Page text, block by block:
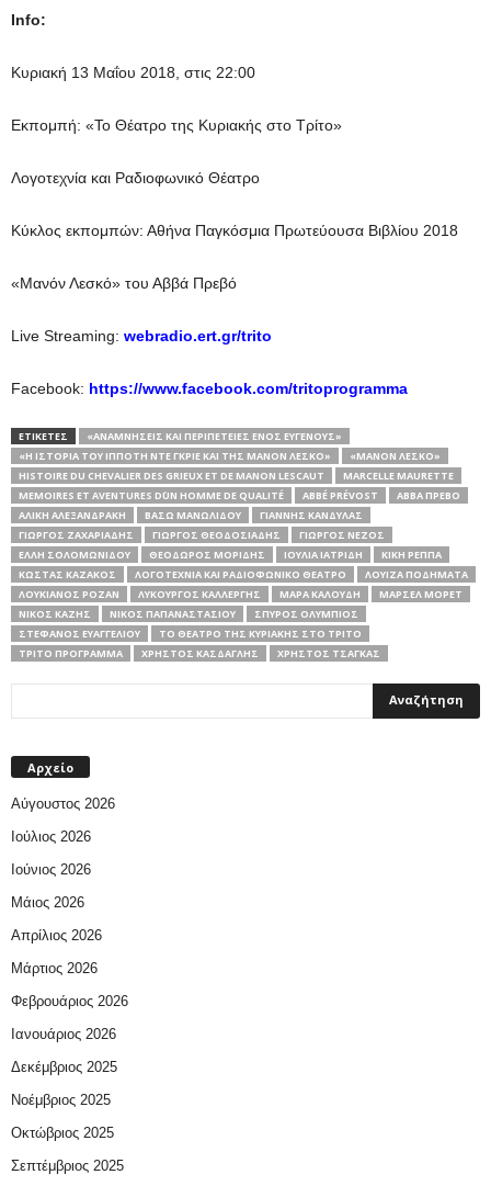
Info:
Κυριακή 13 Μαΐου 2018, στις 22:00
Εκπομπή: «Το Θέατρο της Κυριακής στο Τρίτο»
Λογοτεχνία και Ραδιοφωνικό Θέατρο
Κύκλος εκπομπών: Αθήνα Παγκόσμια Πρωτεύουσα Βιβλίου 2018
«Μανόν Λεσκό» του Αββά Πρεβό
Live Streaming: webradio.ert.gr/trito
Facebook: https://www.facebook.com/tritoprogramma
ΕΤΙΚΕΤΕΣ
«ΑΝΑΜΝΉΣΕΙΣ ΚΑΙ ΠΕΡΙΠΈΤΕΙΕΣ ΕΝΌΣ ΕΥΓΕΝΟΎΣ»
«Η ΙΣΤΟΡΊΑ ΤΟΥ ΙΠΠΌΤΗ ΝΤΕ ΓΚΡΙΈ ΚΑΙ ΤΗΣ ΜΑΝΌΝ ΛΕΣΚΌ»
«ΜΑΝΌΝ ΛΕΣΚΌ»
HISTOIRE DU CHEVALIER DES GRIEUX ET DE MANON LESCAUT
MARCELLE MAURETTE
MEMOIRES ET AVENTURES D΄UN HOMME DE QUALITÉ
ΑBBÉ PRÉVOST
ΑΒΒΆ ΠΡΕΒΌ
ΑΛΊΚΗ ΑΛΕΞΑΝΔΡΆΚΗ
ΒΆΣΩ ΜΑΝΩΛΊΔΟΥ
ΓΙΆΝΝΗΣ ΚΑΝΔΎΛΑΣ
ΓΙΏΡΓΟΣ ΖΑΧΑΡΙΆΔΗΣ
ΓΙΏΡΓΟΣ ΘΕΟΔΟΣΙΆΔΗΣ
ΓΙΏΡΓΟΣ ΝΈΖΟΣ
ΈΛΛΗ ΣΟΛΟΜΩΝΊΔΟΥ
ΘΕΌΔΩΡΟΣ ΜΟΡΊΔΗΣ ΙΟΥΛΊΑ ΙΑΤΡΊΔΗ
ΚΙΚΉ ΡΈΠΠΑ
ΚΏΣΤΑΣ ΚΑΖΆΚΟΣ
ΛΟΓΟΤΕΧΝΊΑ ΚΑΙ ΡΑΔΙΟΦΩΝΙΚΌ ΘΈΑΤΡΟ
ΛΟΥΊΖΑ ΠΟΔΗΜΑΤΆ
ΛΟΥΚΙΑΝΌΣ ΡΟΖΆΝ
ΛΥΚΟΎΡΓΟΣ ΚΑΛΛΈΡΓΗΣ ΜΆΡΑ ΚΑΛΟΎΔΗ
ΜΑΡΣΈΛ ΜΟΡΈΤ
ΝΊΚΟΣ ΚΑΖΉΣ
ΝΊΚΟΣ ΠΑΠΑΝΑΣΤΑΣΊΟΥ
ΣΠΎΡΟΣ ΟΛΎΜΠΙΟΣ
ΣΤΈΦΑΝΟΣ ΕΥΑΓΓΕΛΊΟΥ
ΤΟ ΘΕΑΤΡΟ ΤΗΣ ΚΥΡΙΑΚΗΣ ΣΤΟ ΤΡΙΤΟ
ΤΡΊΤΟ ΠΡΌΓΡΑΜΜΑ
ΧΡΉΣΤΟΣ ΚΆΣΔΑΓΛΗΣ ΧΡΉΣΤΟΣ ΤΣΆΓΚΑΣ
Αρχείο
Αύγουστος 2026
Ιούλιος 2026
Ιούνιος 2026
Μάιος 2026
Απρίλιος 2026
Μάρτιος 2026
Φεβρουάριος 2026
Ιανουάριος 2026
Δεκέμβριος 2025
Νοέμβριος 2025
Οκτώβριος 2025
Σεπτέμβριος 2025